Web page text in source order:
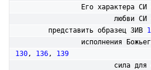
		Его характера СИ
			любви СИ
	представить образец 3ИВ
исполнения
130, 136, 139